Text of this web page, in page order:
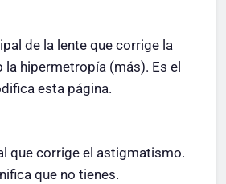
de la lente que corrige la
hipermetropía (más). Es el
esta página.
que corrige el astigmatismo.
que no tienes.